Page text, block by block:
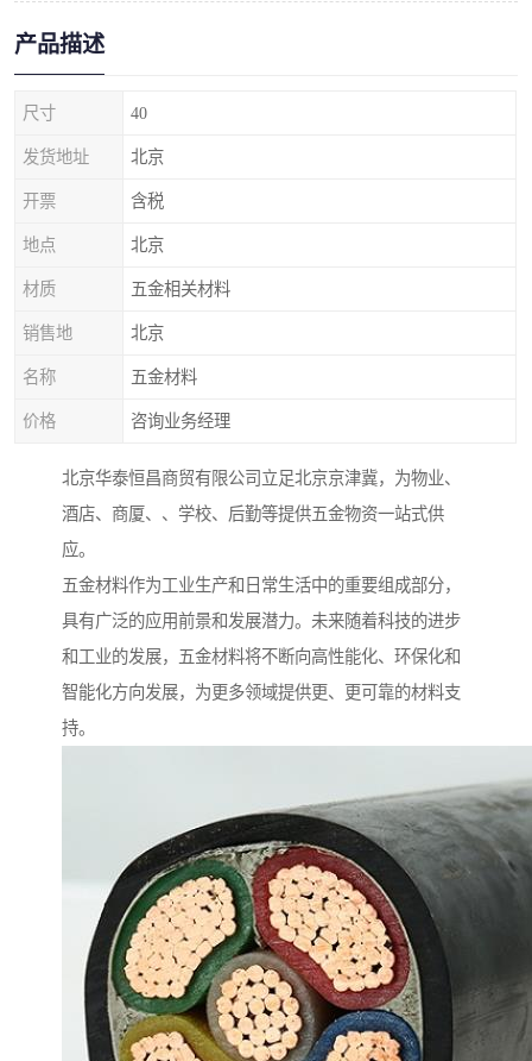
产品描述
尺寸 40
发货地址 北京
开票 含税
地点 北京
材质 五金相关材料
销售地 北京
名称 五金材料
价格 咨询业务经理
北京华泰恒昌商贸有限公司立足北京京津冀，为物业、
酒店、商厦、、学校、后勤等提供五金物资一站式供
应。
五金材料作为工业生产和日常生活中的重要组成部分，
具有广泛的应用前景和发展潜力。未来随着科技的进步
和工业的发展，五金材料将不断向高性能化、环保化和
智能化方向发展，为更多领域提供更、更可靠的材料支
持。